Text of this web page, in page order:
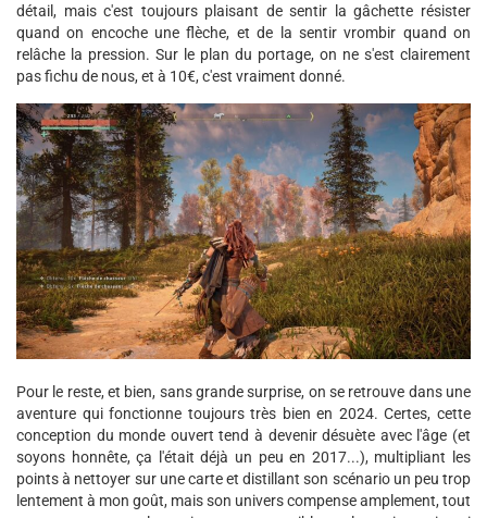
détail, mais c'est toujours plaisant de sentir la gâchette résister
quand on encoche une flèche, et de la sentir vrombir quand on
relâche la pression. Sur le plan du portage, on ne s'est clairement
pas fichu de nous, et à 10€, c'est vraiment donné.
Pour le reste, et bien, sans grande surprise, on se retrouve dans une
aventure qui fonctionne toujours très bien en 2024. Certes, cette
conception du monde ouvert tend à devenir désuète avec l'âge (et
soyons honnête, ça l'était déjà un peu en 2017...), multipliant les
points à nettoyer sur une carte et distillant son scénario un peu trop
lentement à mon goût, mais son univers compense amplement, tout